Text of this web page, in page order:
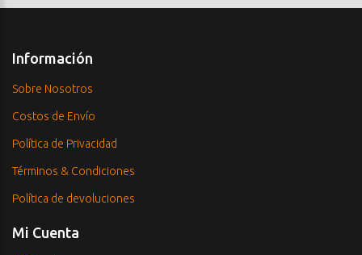
Información
Sobre Nosotros
Costos de Envío
Política de Privacidad
Términos & Condiciones
Política de devoluciones
Mi Cuenta